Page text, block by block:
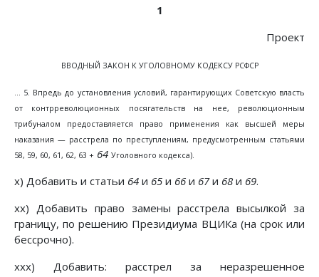
1
Проект
ВВОДНЫЙ ЗАКОН К УГОЛОВНОМУ КОДЕКСУ РСФСР
... 5. Впредь до установления условий, гарантирующих Советскую власть
от контрреволюционных посягательств на нее, революционным
трибуналом предоставляется право применения как высшей меры
наказания — расстрела по преступлениям, предусмотренным статьями
58, 59, 60, 61, 62, 63 + 64 Уголовного кодекса).
х) Добавить и статьи 64 и 65 и 66 и 67и 68 и 69.
хх) Добавить право замены расстрела высылкой за
границу, по решению Президиума ВЦИКа (на срок или
бессрочно).
ххх) Добавить: расстрел за неразрешенное